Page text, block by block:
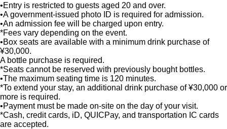
•Entry is restricted to guests aged 20 and over.
•A government-issued photo ID is required for admission.
•An admission fee will be charged upon entry.
*Fees vary depending on the event.
•Box seats are available with a minimum drink purchase of
¥30,000.
A bottle purchase is required.
*Seats cannot be reserved with previously bought bottles.
•The maximum seating time is 120 minutes.
*To extend your stay, an additional drink purchase of ¥30,000 or
more is required.
•Payment must be made on-site on the day of your visit.
*Cash, credit cards, iD, QUICPay, and transportation IC cards
are accepted.